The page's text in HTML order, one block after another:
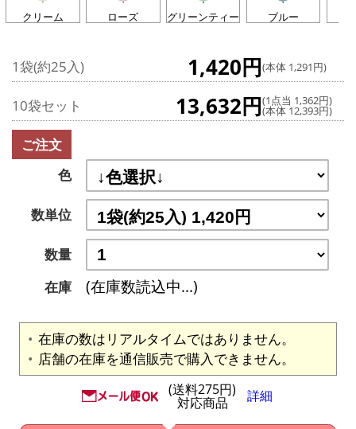
クリーム ローズ グリーンティー ブルー
1袋(約25入) 1,420円(本体 1,291円)
10袋セット 13,632円(1点当 1,362円)
(本体 12,393円)
ご注文
色
数単位
数量
在庫
(在庫数読込中...)
在庫の数はリアルタイムではありません。
店舗の在庫を通信販売で購入できません。
(送料275円)
対応商品 詳細